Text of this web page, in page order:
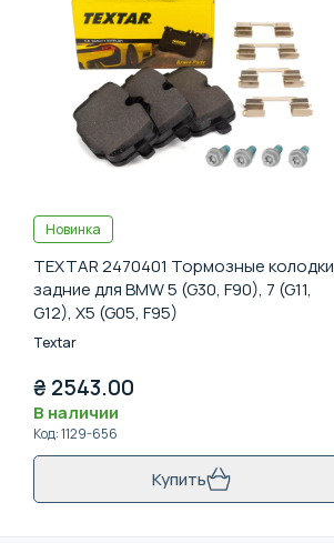
Новинка
TEXTAR 2470401 Тормозные колодки
задние для BMW 5 (G30, F90), 7 (G11,
G12), X5 (G05, F95)
Textar
₴ 2543.00
В наличии
Код:1129-656
Купить